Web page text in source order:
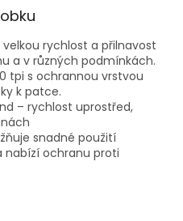
velkou rychlost a přilnavost
a v různých podmínkách.
tpi s ochrannou vrstvou
k patce.
– rychlost uprostřed,
snadné použití
nabízí ochranu proti